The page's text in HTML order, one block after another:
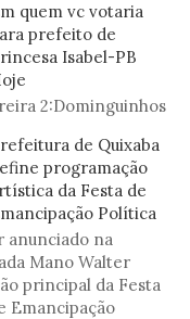
quem vc votaria
prefeito de
Isabel-PB
2:Dominguinhos
de Quixaba
programação
da Festa de
Política
anunciado na
Mano Walter
principal da Festa
Emancipação